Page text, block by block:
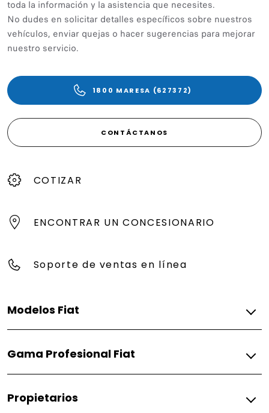
toda la información y la asistencia que necesites.
No dudes en solicitar detalles específicos sobre nuestros
vehículos, enviar quejas o hacer sugerencias para mejorar
nuestro servicio.
1800 MARESA (627372)
CONTÁCTANOS
COTIZAR
ENCONTRAR UN CONCESIONARIO
Soporte de ventas en línea
Modelos Fiat
Pulse
Gama Profesional Fiat
Fiorino
Propietarios